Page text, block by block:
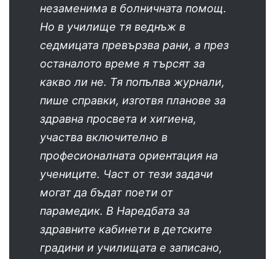
незаменима в болничната помощ.
Но в училище тя веднъж в
седмицата превързва рани, а през
останалото време я търсят за
какво ли не. Тя попълва журнали,
пише справки, изготвя планове за
здравна просвета и хигиена,
участва включително в
професионалната ориентация на
учениците. Част от тези задачи
могат да бъдат поети от
парамедик. В Наредбата за
здравните кабинети в детските
градини и училищата е записано,